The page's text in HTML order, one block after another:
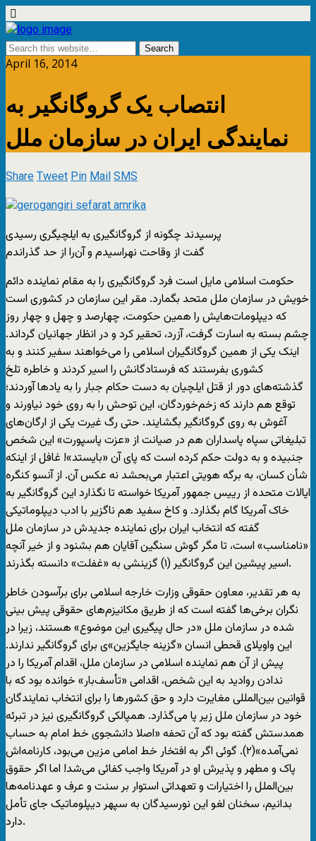
April 16, 2014
انتصاب یک گروگانگیر به
نمایندگی ایران در سازمان ملل
ShareTweetPinMailSMS
پرسیدند چگونه از گروگانگیری به ایلچیگری رسیدی
گفت از وقاحت نهراسیدم و آن‌را از حد گذراندم
حکومت اسلامی مایل است فرد گروگانگیری را به مقام نماینده دائم
خویش در سازمان ملل متحد بگمارد. مقر این سازمان در کشوری است
که دیپلومات‌هایش را همین حکومت، چهارصد و چهل و چهار روز
چشم بسته به اسارت گرفت، آزرد، تحقیر کرد و در انظار جهانیان گرداند.
اینک یکی از همین گروگانگیران اسلامی را می‌خواهند سفیر کنند و به
کشوری بفرستند که فرستادگانش را اسیر کردند و خاطره تلخ
گذشته‌های دور از قتل ایلچیان به دست حکام جبار را به یاد‌ها آوردند؛
توقع هم دارند که زخم‌خوردگان، این توحش را به روی خود نیاورند و
آغوش به روی گروگانگیر بگشایند. حتی رگ غیرت یکی از ارگان‌های
تبلیغاتی سپاه پاسداران هم در صیانت از «عزت پاسپورت» این شخص
جنبیده و به دولت حکم کرده است که پای آن «بایستد»! غافل از اینکه
شأن کسان، به برگه هویتی اعتبار می‌بحشد نه عکس آن. از آنسو کنگره
ایالات متحده از رییس جمهور آمریکا خواسته تا نگذارد این گروگانگیر به
خاک آمریکا گام بگذارد. و کاخ سفید هم ناگزیر با ادب دیپلوماتیکی
گفته که انتخاب ایران برای نماینده جدیدش در سازمان ملل
«نامناسب» است، تا مگر گوش سنگین آقایان هم بشنود و از خیر آنچه
اسیر پیشین این گروگانگیر (١) گزینشی به «غفلت» دانسته بگذرند.
به هر تقدیر، معاون حقوقی وزارت خارجه اسلامی برای برآسودن خاطر
نگران برخی‌ها گفته است که از طریق مکانیزم‌های حقوقی پیش بینی
شده در سازمان ملل «در حال پیگیری این موضوع» هستند، زیرا در
این واویلای قحطی انسان «گزینه جایگزین»ی برای گروگانگیر ندارند.
پیش از آن هم نماینده اسلامی در سازمان ملل، اقدام آمریکا را در
ندادن روادید به این شخص، اقدامی «تأسف‌بار» خوانده بود که با
قوانین بین‌المللی مغایرت دارد و حق کشور‌ها را برای انتخاب نمایندگان
خود در سازمان ملل زیر پا می‌گذارد. همپالکی گروگانگیری نیز در تبرئه
همدستش گفته بود که آن تحفه «اصلا دانشجوی خط امام به حساب
نمی‌آمده»(٢). گوئی اگر به افتخار خط امامی مزین می‌بود، کارنامه‌اش
پاک و مطهر و پذیرش او در آمریکا واجب کفائی می‌شد! اما اگر حقوق
بین‌الملل را اختیارات و تعهداتی استوار بر سنت و عرف و عهدنامه‌ها
بدانیم، سخنان لغو این نورسیدگان به سپهر دیپلوماتیک جای تأمل
دارد.